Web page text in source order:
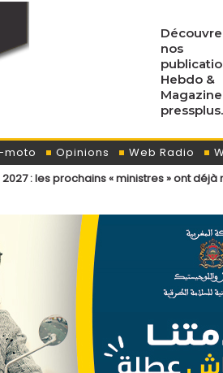
nos
Hebdo &
moto Opinions Web Radio
« ministres » ont déjà reçu la lettre